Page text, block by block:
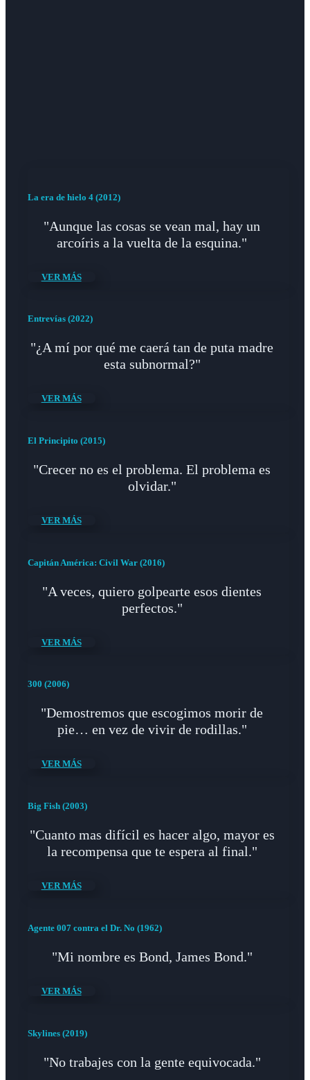
La era de hielo 4 (2012)
"Aunque las cosas se vean mal, hay un
arcoíris a la vuelta de la esquina."
VER MÁS
Entrevías (2022)
"¿A mí por qué me caerá tan de puta madre
esta subnormal?"
VER MÁS
El Principito (2015)
"Crecer no es el problema. El problema es
olvidar."
VER MÁS
Capitán América: Civil War (2016)
"A veces, quiero golpearte esos dientes
perfectos."
VER MÁS
300 (2006)
"Demostremos que escogimos morir de
pie… en vez de vivir de rodillas."
VER MÁS
Big Fish (2003)
"Cuanto mas difícil es hacer algo, mayor es
la recompensa que te espera al final."
VER MÁS
Agente 007 contra el Dr. No (1962)
"Mi nombre es Bond, James Bond."
VER MÁS
Skylines (2019)
"No trabajes con la gente equivocada."